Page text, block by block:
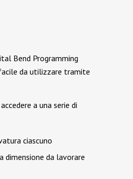
Bend Programming
da utilizzare tramite
a una serie di
ciascuno
dimensione da lavorare